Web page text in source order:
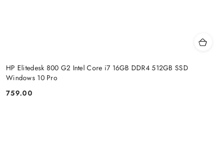
HP Elitedesk 800 G2 Intel Core i7 16GB DDR4 512GB SSD
Windows 10 Pro
Price:
759.00